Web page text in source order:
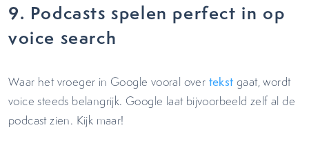
9. Podcasts spelen perfect in op
voice search
Waar het vroeger in Google vooral over tekst gaat, wordt
voice steeds belangrijk. Google laat bijvoorbeeld zelf al de
podcast zien. Kijk maar!